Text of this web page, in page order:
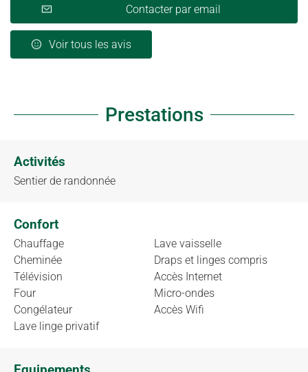
Contacter par email
Voir tous les avis
Prestations
Activités
Sentier de randonnée
Confort
Chauffage
Cheminée
Télévision
Four
Congélateur
Lave linge privatif
Lave vaisselle
Draps et linges compris
Accès Internet
Micro-ondes
Accès Wifi